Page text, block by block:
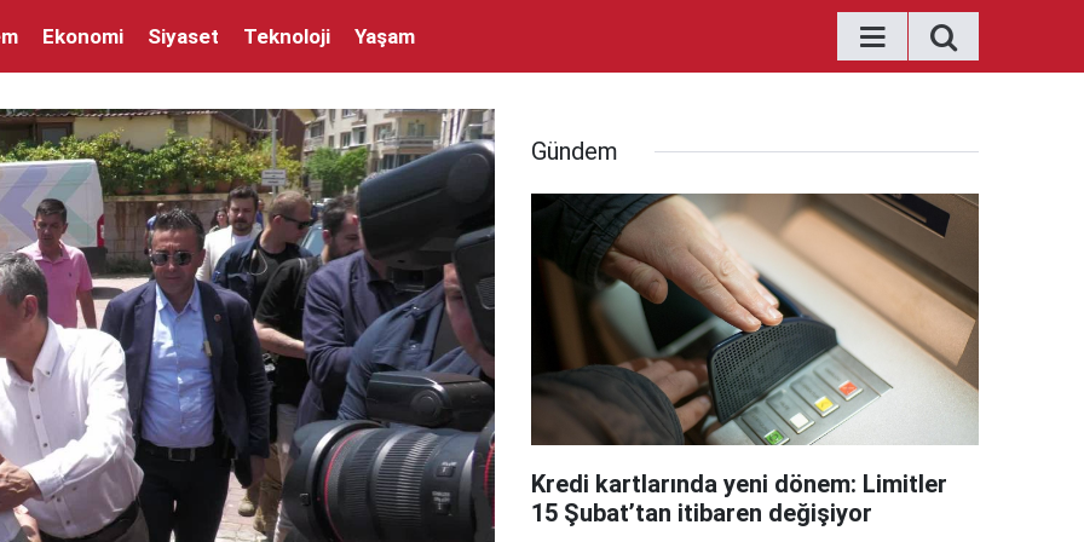
Ekonomi Siyaset Teknoloji Yaşam
Gündem
Kredi kartlarında yeni dönem: Limitler
15 Şubat’tan itibaren değişiyor